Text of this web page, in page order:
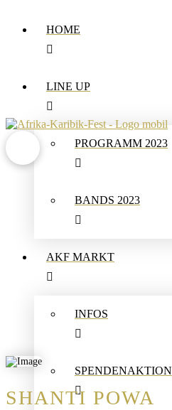
HOME
LINE UP
PROGRAMM 2023
BANDS 2023
AKF MARKT
INFOS
SPENDENAKTION
SHANTI POWA